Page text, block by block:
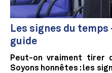
Les signes du temps
guide
Peut-on vraiment tirer
Soyons honnêtes : les